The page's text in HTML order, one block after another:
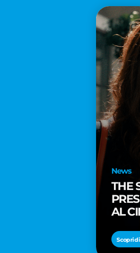
News
THE
AL
Scopri